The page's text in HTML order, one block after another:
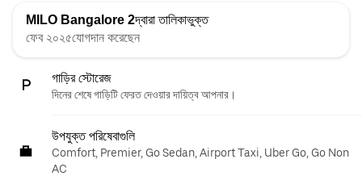
MILO Bangalore 2দ্বারা তালিকাভুক্ত
ফেব ২০২৫যোগদান করেছেন
গাড়ির স্টোরেজ
দিনের শেষে গাড়িটি ফেরত দেওয়ার দায়িত্ব আপনার।
উপযুক্ত পরিষেবাগুলি
Comfort, Premier, Go Sedan, Airport Taxi, Uber Go, Go Non
AC